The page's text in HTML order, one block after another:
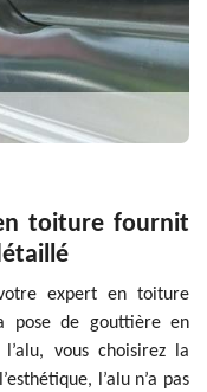
toiture fournit
expert en toiture
pose de gouttière en
vous choisirez la
l’alu n’a pas